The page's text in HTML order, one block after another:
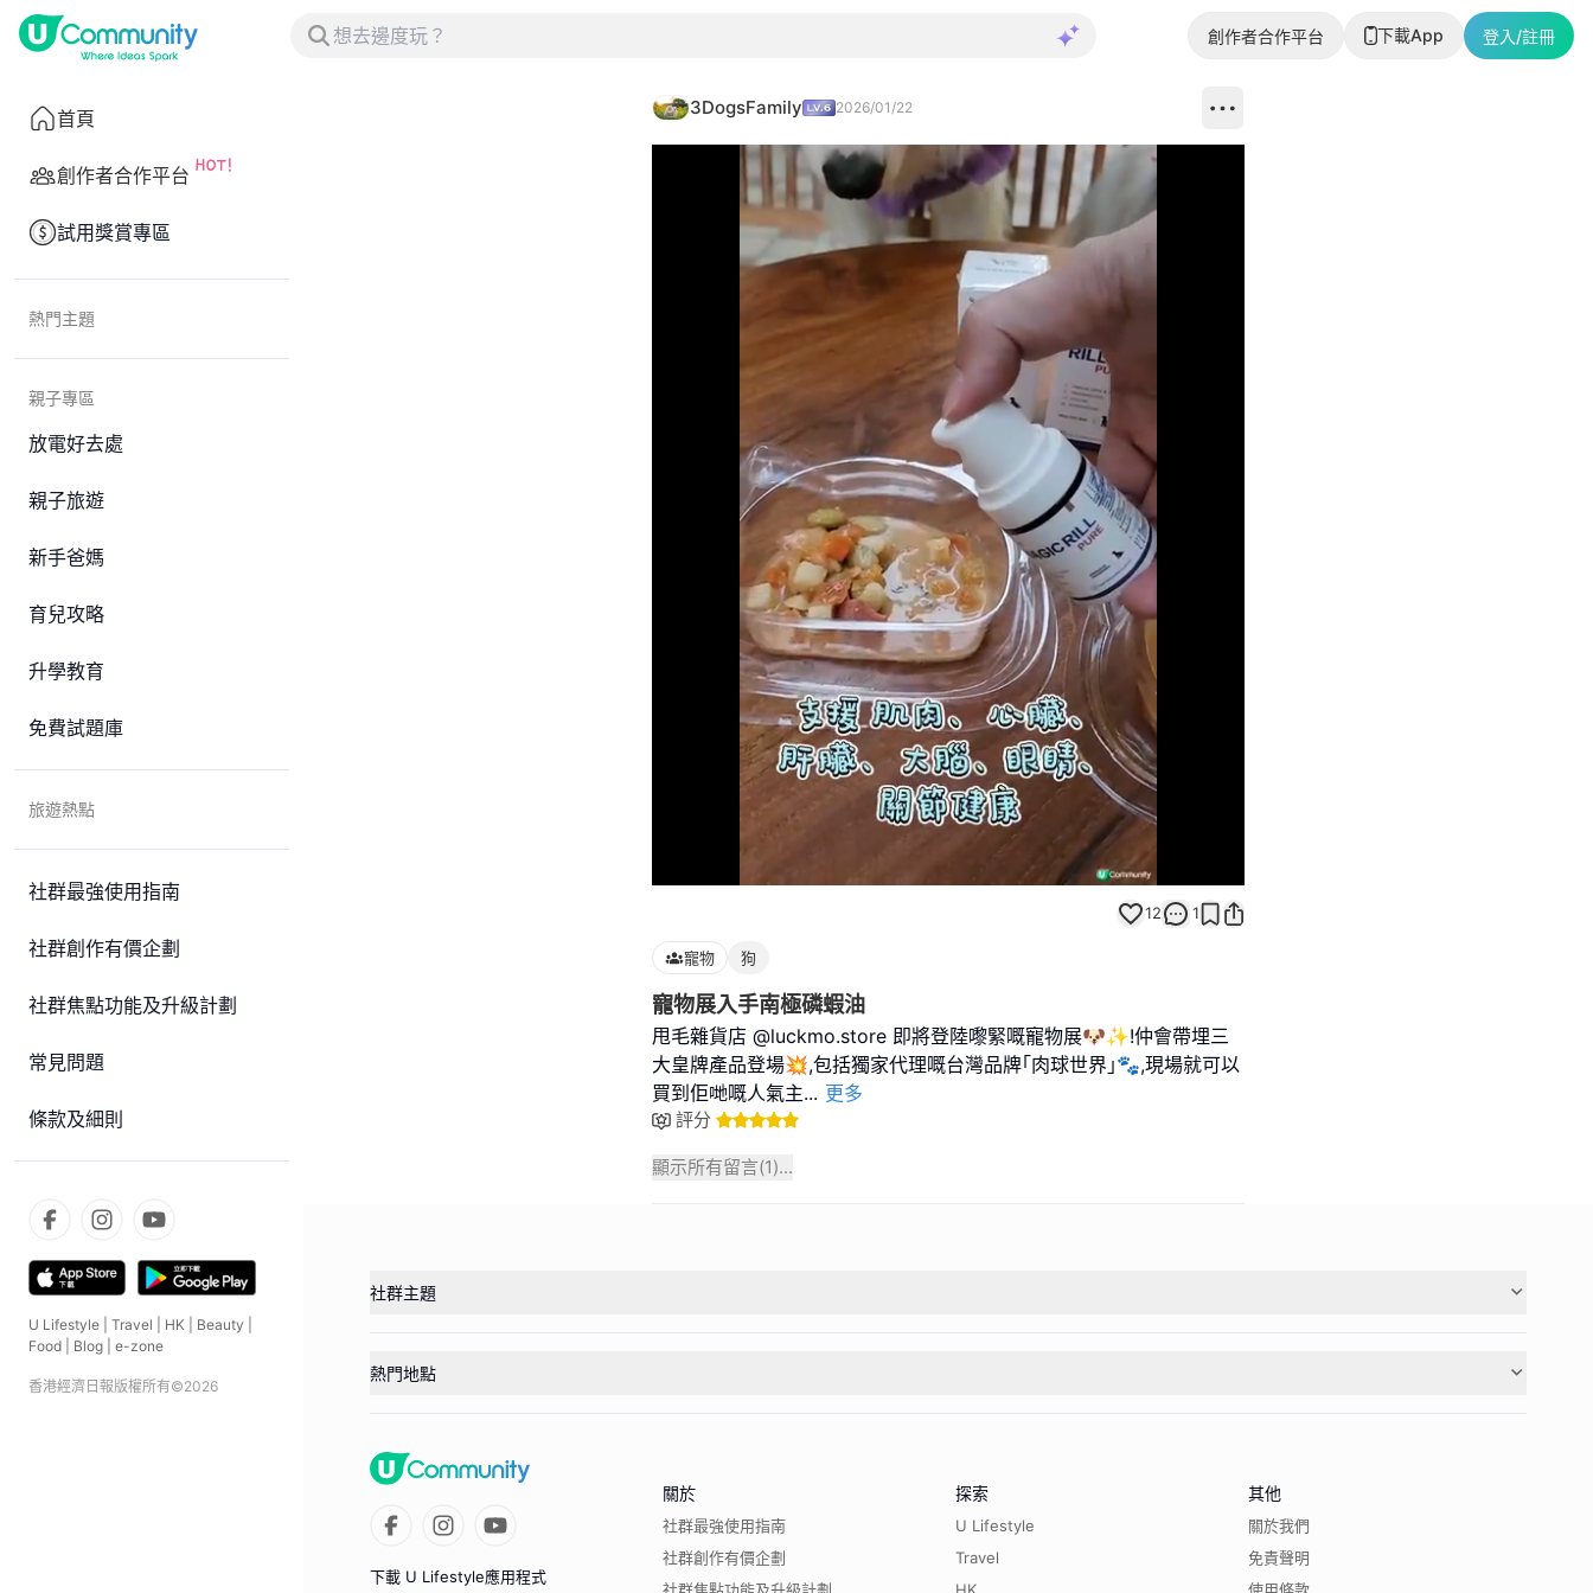
創作者合作平台 下載App 登入/註冊
首頁
創作者合作平台
試用獎賞專區
熱門主題
親子專區
放電好去處
親子旅遊
新手爸媽
育兒攻略
升學教育
免費試題庫
旅遊熱點
社群最強使用指南
社群創作有價企劃
社群焦點功能及升級計劃
常見問題
條款及細則
U Lifestyle Travel HK Beauty
Food
Blog e-zone
香港經濟日報版權所有©2026
3DogsFamily 2026/01/22
100.00%
12 1
寵物 狗
寵物展入手南極磷蝦油
⁠甩毛雜貨店 @luckmo.store 即將登陸嚟緊嘅寵物展🐶✨!仲會帶埋三
大皇牌產品登場💥,包括獨家代理嘅台灣品牌｢肉球世界｣🐾,現場就可以
買到佢哋嘅人氣主... 更多
評分
顯示所有留言(1)...
社群主題
熱門地點
下載 U Lifestyle應用程式
關於
社群最強使用指南
社群創作有價企劃
社群焦點功能及升級計劃
探索
U Lifestyle
Travel
HK
其他
關於我們
免責聲明
使用條款